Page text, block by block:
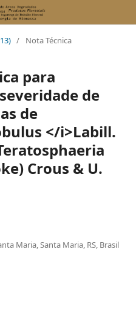
/ Nota Técnica
para
de
de
</i>Labill.
Crous & U.
Maria, Santa Maria, RS, Brasil